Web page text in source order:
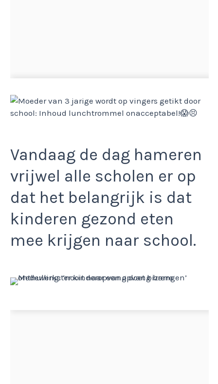
Vandaag de dag hameren
vrijwel alle scholen er op
dat het belangrijk is dat
kinderen gezond eten
mee krijgen naar school.